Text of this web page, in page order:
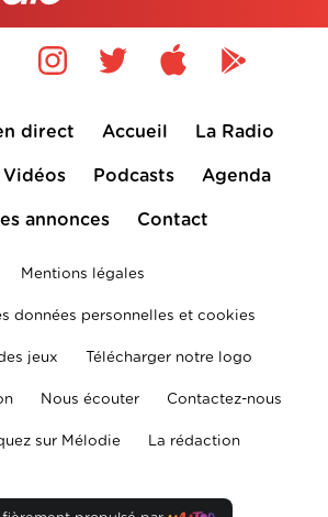
direct Accueil La Radio
Vidéos Podcasts Agenda
annonces Contact
Mentions légales
données personnelles et cookies
jeux Télécharger notre logo
Nous écouter Contactez-nous
sur Mélodie La rédaction